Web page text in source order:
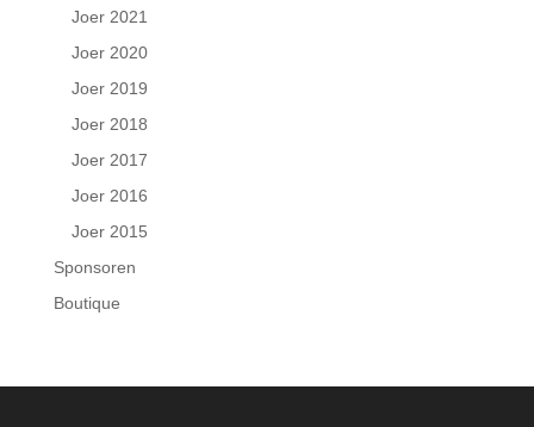
Joer 2021
Joer 2020
Joer 2019
Joer 2018
Joer 2017
Joer 2016
Joer 2015
Sponsoren
Boutique